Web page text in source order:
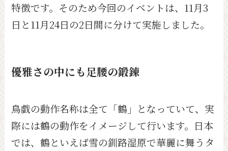
特徴です。そのため今回のイベントは、11月3
日と11月24日の2日間に分けて実施しました。
優雅さの中にも足腰の鍛錬
鳥戯の動作名称は全て「鶴」となっていて、実
際には鶴の動作をイメージして行います。日本
では、鶴といえば雪の釧路湿原で華麗に舞うタ